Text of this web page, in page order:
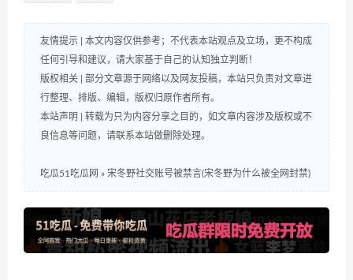
友情提示 | 本文内容仅供参考；不代表本站观点及立场，更不构成
任何引导和建议，请大家基于自己的认知独立判断！
版权相关 | 部分文章源于网络以及网友投稿，本站只负责对文章进
行整理、排版、编辑，版权归原作者所有。
本站声明 | 转载为只为内容分享之目的，如文章内容涉及版权或不
良信息等问题，请联系本站做删除处理。
吃瓜51吃瓜网 » 宋冬野社交账号被禁言(宋冬野为什么被全网封禁)